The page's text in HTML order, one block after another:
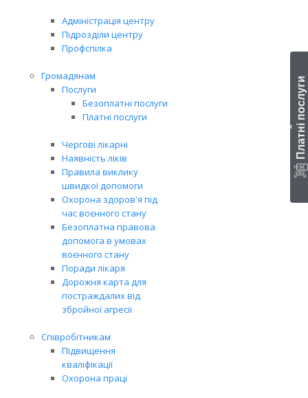
Адміністрація центру
Підрозділи центру
Профспілка
Громадянам
Послуги
Безоплатні послуги
Платні послуги
Чергові лікарні
Наявність ліків
Правила виклику
швидкої допомоги
Охорона здоров'я під
час воєнного стану
Безоплатна правова
допомога в умовах
воєнного стану
Поради лікаря
Дорожня карта для
постраждалих від
збройної агресії
Співробітникам
Підвищення
кваліфікації
Охорона праці
‹ Платні послуги